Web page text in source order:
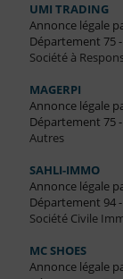
UMI TRADING
Annonce légale
Département 75
Société à
MAGERPI
Annonce légale
Département 75
Autres
SAHLI-IMMO
Annonce légale
Département 94
Société Civile
MC SHOES
Annonce légale